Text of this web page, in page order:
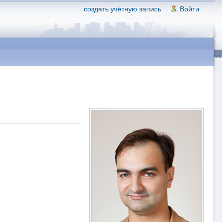
создать учётную запись Войти